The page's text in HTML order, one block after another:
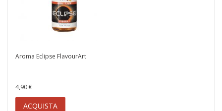
Aroma Eclipse FlavourArt
4,90 €
ACQUISTA